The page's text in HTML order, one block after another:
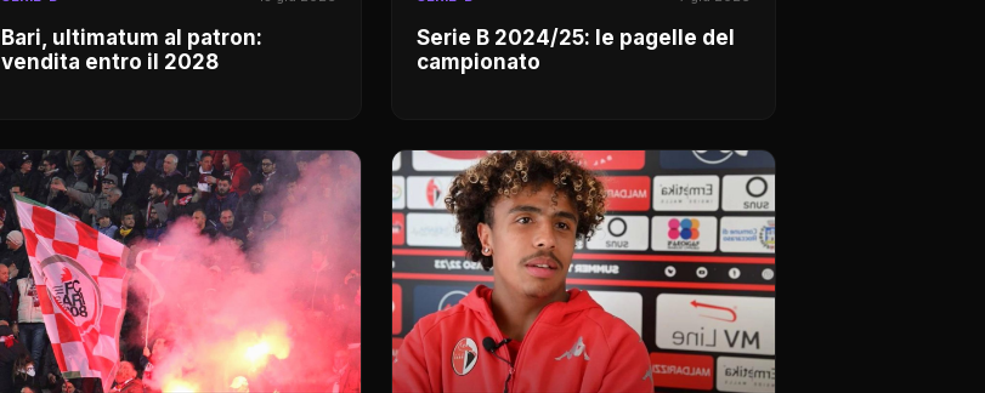
Bari, ultimatum al patron:
vendita entro il 2028
Serie B 2024/25: le pagelle del
campionato